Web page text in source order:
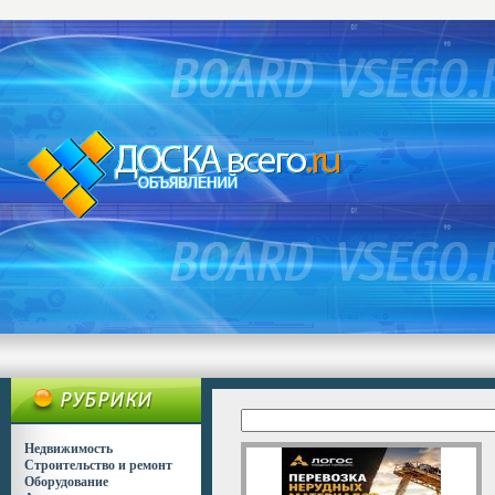
Недвижимость
Строительство и ремонт
Оборудование